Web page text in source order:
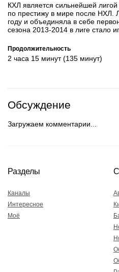
КХЛ является сильнейшей
по престижу в мире после НХЛ.
году и объединяла в себе
сезона 2013-2014 в лиге стало
Продолжительность
2 часа 15 минут (135 минут)
Обсуждение
Загружаем комментарии...
Разделы
Каналы
Интересное
Моё